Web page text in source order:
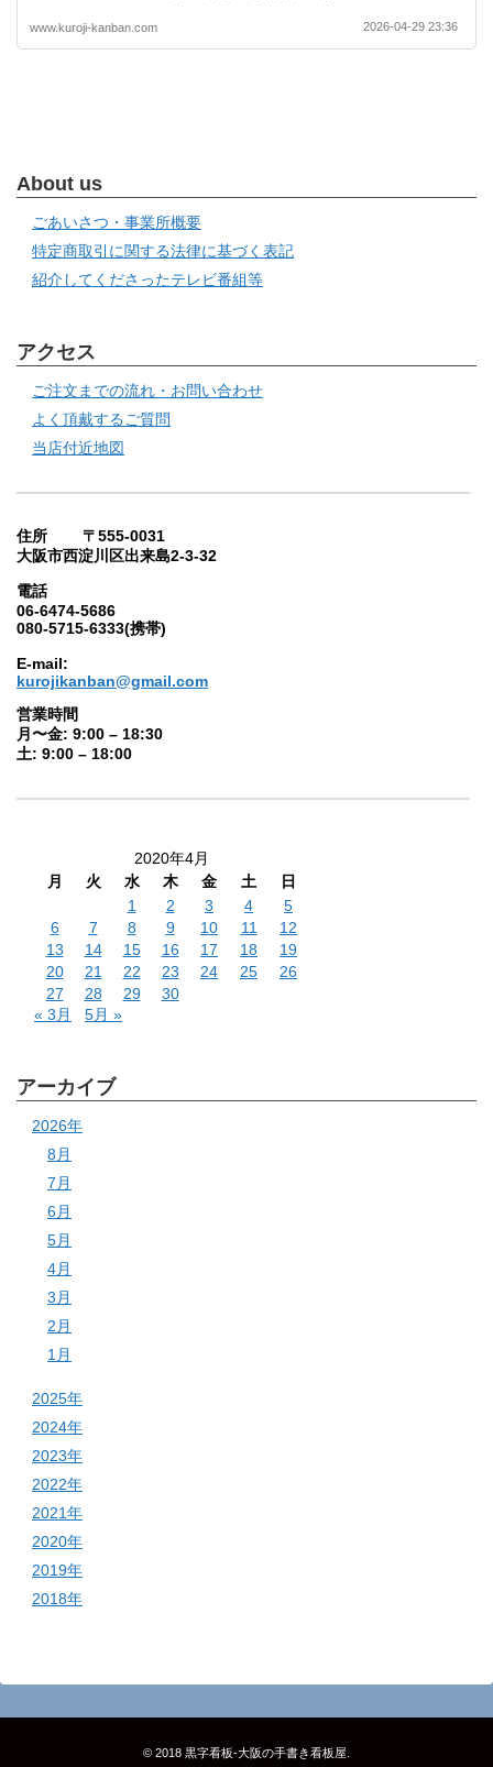
www.kuroji-kanban.com 2026-04-29 23:36
About us
ごあいさつ・事業所概要
特定商取引に関する法律に基づく表記
紹介してくださったテレビ番組等
アクセス
ご注文までの流れ・お問い合わせ
よく頂戴するご質問
当店付近地図
住所 〒555-0031
大阪市西淀川区出来島2-3-32
電話
06-6474-5686
080-5715-6333(携帯)
E-mail:
kurojikanban@gmail.com
営業時間
月〜金: 9:00 – 18:30
土: 9:00 – 18:00
2020年4月
月
火 水 木 金 土
日
1
2 3 4
5
6
7 8 9 10 11
12
13
14 15 16 17 18
19
20
21 22 23 24 25
26
27
28 29
30
« 3月
5月 »
アーカイブ
2026年
8月
7月
6月
5月
4月
3月
2月
1月
2025年
2024年
2023年
2022年
2021年
2020年
2019年
2018年
© 2018 黒字看板‐大阪の手書き看板屋